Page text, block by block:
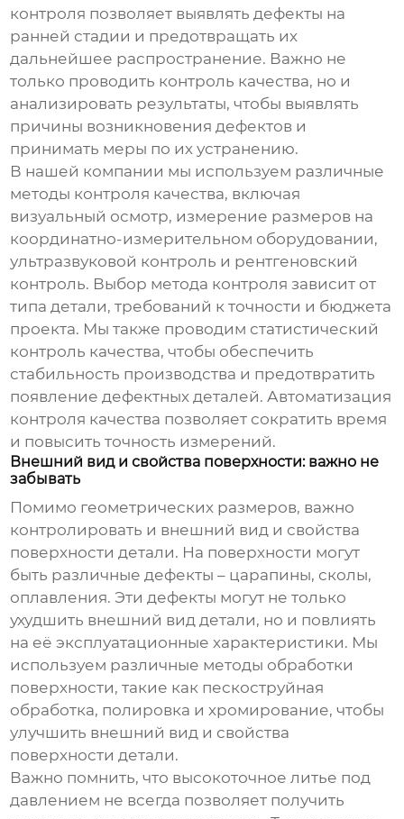
контроля позволяет выявлять дефекты на
ранней стадии и предотвращать их
дальнейшее распространение. Важно не
только проводить контроль качества, но и
анализировать результаты, чтобы выявлять
причины возникновения дефектов и
принимать меры по их устранению.
В нашей компании мы используем различные
методы контроля качества, включая
визуальный осмотр, измерение размеров на
координатно-измерительном оборудовании,
ультразвуковой контроль и рентгеновский
контроль. Выбор метода контроля зависит от
типа детали, требований к точности и бюджета
проекта. Мы также проводим статистический
контроль качества, чтобы обеспечить
стабильность производства и предотвратить
появление дефектных деталей. Автоматизация
контроля качества позволяет сократить время
и повысить точность измерений.
Внешний вид и свойства поверхности: важно не
забывать
Помимо геометрических размеров, важно
контролировать и внешний вид и свойства
поверхности детали. На поверхности могут
быть различные дефекты – царапины, сколы,
оплавления. Эти дефекты могут не только
ухудшить внешний вид детали, но и повлиять
на её эксплуатационные характеристики. Мы
используем различные методы обработки
поверхности, такие как пескоструйная
обработка, полировка и хромирование, чтобы
улучшить внешний вид и свойства
поверхности детали.
Важно помнить, что высокоточное литье под
давлением не всегда позволяет получить